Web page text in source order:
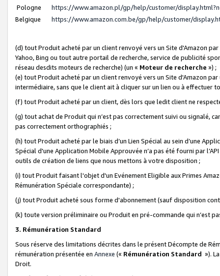
Pologne
https://www.amazon.pl/gp/help/customer/
Belgique
https://www.amazon.com.be/gp/help/customer/
(d) tout Produit acheté par un client renvoyé vers un Site d'Amazon
Yahoo, Bing ou tout autre portail de recherche, service de publicité
réseau desdits moteurs de recherche) (un « Moteur de recherche ») ;
(e) tout Produit acheté par un client renvoyé vers un Site d'Amazon
intermédiaire, sans que le client ait à cliquer sur un lien ou à
(f) tout Produit acheté par un client, dès lors que ledit client ne
(g) tout achat de Produit qui n’est pas correctement suivi ou signalé,
pas correctement orthographiés ;
(h) tout Produit acheté par le biais d’un Lien Spécial au sein d’une
Spécial d'une Application Mobile Approuvée n’a pas été fourni par
outils de création de liens que nous mettons à votre disposition ;
(i) tout Produit faisant l'objet d'un Evénement Eligible aux Primes
Rémunération Spéciale correspondante) ;
(j) tout Produit acheté sous forme d'abonnement (sauf disposition
(k) toute version préliminaire ou Produit en pré-commande qui n’est
3. Rémunération Standard
Sous réserve des limitations décrites dans le présent Décompte de
rémunération présentée en Annexe (« Rémunération Standard »).
Droit.